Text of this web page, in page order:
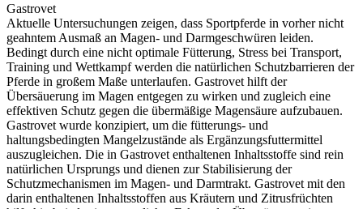
Gastrovet
Aktuelle Untersuchungen zeigen, dass Sportpferde in vorher nicht
geahntem Ausmaß an Magen- und Darmgeschwüren leiden.
Bedingt durch eine nicht optimale Fütterung, Stress bei Transport,
Training und Wettkampf werden die natürlichen Schutzbarrieren der
Pferde in großem Maße unterlaufen. Gastrovet hilft der
Übersäuerung im Magen entgegen zu wirken und zugleich eine
effektiven Schutz gegen die übermäßige Magensäure aufzubauen.
Gastrovet wurde konzipiert, um die fütterungs- und
haltungsbedingten Mangelzustände als Ergänzungsfuttermittel
auszugleichen. Die in Gastrovet enthaltenen Inhaltsstoffe sind rein
natürlichen Ursprungs und dienen zur Stabilisierung der
Schutzmechanismen im Magen- und Darmtrakt. Gastrovet mit den
darin enthaltenen Inhaltsstoffen aus Kräutern und Zitrusfrüchten